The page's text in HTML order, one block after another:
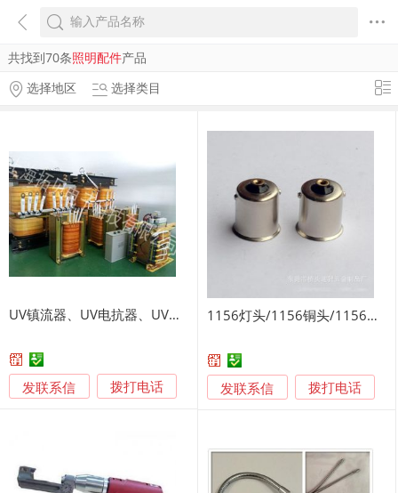
共找到70条照明配件产品
选择地区
选择类目
UV镇流器、UV电抗器、UV镇流器
发联系信 拨打电话
1156灯头/1156铜头/1156铜灯头
发联系信 拨打电话